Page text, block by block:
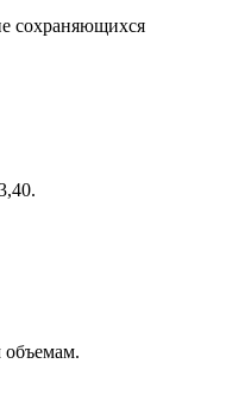
сохраняющихся
объемам.